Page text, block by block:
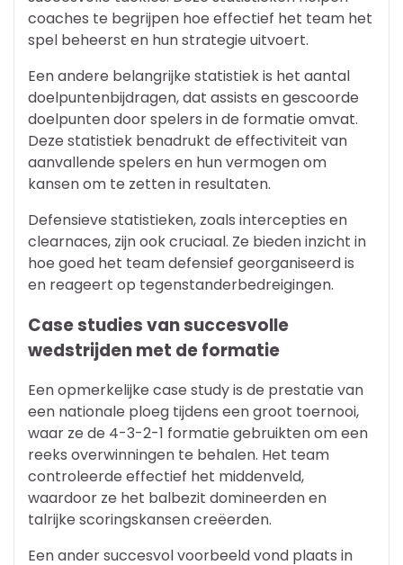
coaches te begrijpen hoe effectief het team het
spel beheerst en hun strategie uitvoert.
Een andere belangrijke statistiek is het aantal
doelpuntenbijdragen, dat assists en gescoorde
doelpunten door spelers in de formatie omvat.
Deze statistiek benadrukt de effectiviteit van
aanvallende spelers en hun vermogen om
kansen om te zetten in resultaten.
Defensieve statistieken, zoals intercepties en
clearnaces, zijn ook cruciaal. Ze bieden inzicht in
hoe goed het team defensief georganiseerd is
en reageert op tegenstanderbedreigingen.
Case studies van succesvolle
wedstrijden met de formatie
Een opmerkelijke case study is de prestatie van
een nationale ploeg tijdens een groot toernooi,
waar ze de 4-3-2-1 formatie gebruikten om een
reeks overwinningen te behalen. Het team
controleerde effectief het middenveld,
waardoor ze het balbezit domineerden en
talrijke scoringskansen creëerden.
Een ander succesvol voorbeeld vond plaats in